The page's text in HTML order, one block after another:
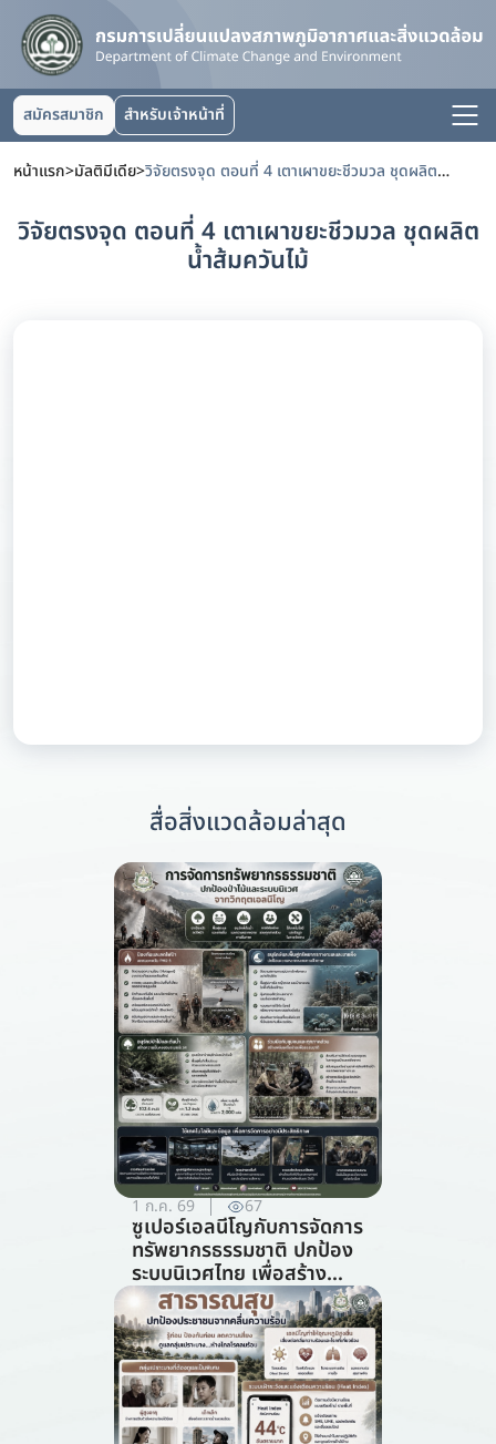
สมัครสมาชิก สำหรับเจ้าหน้าที่
หน้าแรก>มัลติมีเดีย> วิจัยตรงจุด ตอนที่ 4 เตาเผาขยะชีวมวล ชุดผลิตน้ำส้มควันไม้
วิจัยตรงจุด ตอนที่ 4 เตาเผาขยะชีวมวล ชุดผลิต
น้ำส้มควันไม้
สื่อสิ่งแวดล้อมล่าสุด
1 ก.ค. 69 67
ซูเปอร์เอลนีโญกับการจัดการ
ทรัพยากรธรรมชาติ ปกป้อง
ระบบนิเวศไทย เพื่อสร้าง
ภูมิคุ้มกันต่อวิกฤตภูมิอากาศ
(สาขาการจัดการ
ทรัพยากรธรรมชาติ)